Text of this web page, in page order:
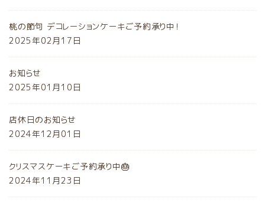
桃の節句 デコレーションケーキご予約承り中！
2025年02月17日
お知らせ
2025年01月10日
店休日のお知らせ
2024年12月01日
クリスマスケーキご予約承り中🎂
2024年11月23日